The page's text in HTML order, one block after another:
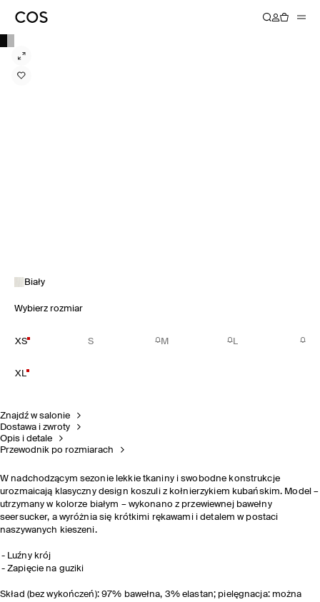
Biały
Wybierz rozmiar
XS S M L
XL
Znajdź w salonie
Dostawa i zwroty
Opis i detale
Przewodnik po rozmiarach
W nadchodzącym sezonie lekkie tkaniny i swobodne konstrukcje
urozmaicają klasyczny design koszuli z kołnierzykiem kubańskim. Model –
utrzymany w kolorze białym – wykonano z przewiewnej bawełny
seersucker, a wyróżnia się krótkimi rękawami i detalem w postaci
naszywanych kieszeni.
Luźny krój
Zapięcie na guziki
Skład (bez wykończeń): 97% bawełna, 3% elastan; pielęgnacja: można